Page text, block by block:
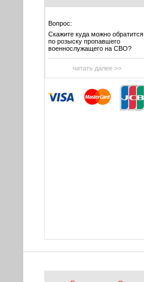
Вопрос:
Скажите куда можно обратится
по розыску пропавшего
военнослужащего на СВО?
читать далее >>